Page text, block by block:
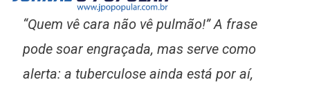
“Quem vê cara não vê pulmão!”A frase
pode soar engraçada, mas serve como
alerta: a tuberculose ainda está por aí,